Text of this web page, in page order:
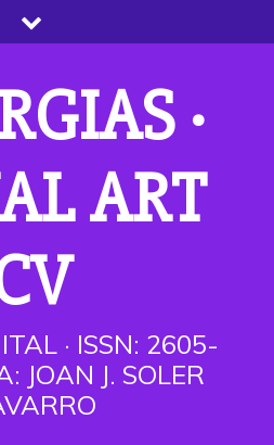
·
ART
· ISSN: 2605-
JOAN J. SOLER